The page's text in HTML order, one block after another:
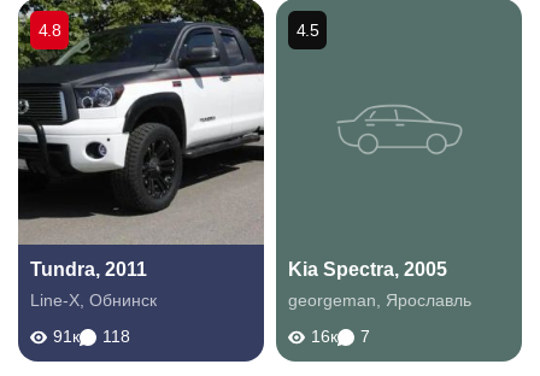
Tundra, 2011
Line-X Обнинск
91к
118
4.8
Kia Spectra, 2005
georgeman
Ярославль
16к
7
4.5